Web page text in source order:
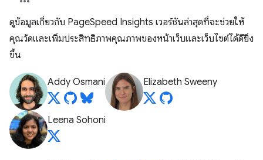
ดูข้อมูลเกี่ยวกับ PageSpeed Insights เวอร์ชันล่าสุดที่จะช่วยให้
คุณวัดและเพิ่มประสิทธิภาพคุณภาพของหน้าเว็บและเว็บไซต์ได้ดียิ่ง
ขึ้น
Addy Osmani Elizabeth Sweeny
Leena Sohoni